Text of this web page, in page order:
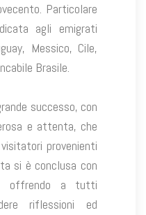
Particolare
agli emigrati
Messico, Cile,
Brasile.
successo, con
e attenta, che
provenienti
si è conclusa con
offrendo a tutti
riflessioni ed